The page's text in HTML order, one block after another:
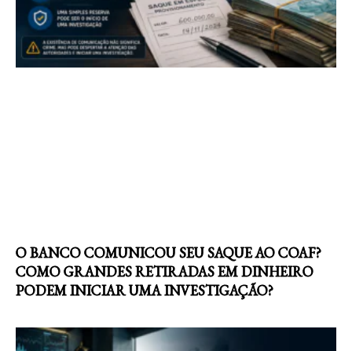
O BANCO COMUNICOU SEU SAQUE AO COAF?
COMO GRANDES RETIRADAS EM DINHEIRO
PODEM INICIAR UMA INVESTIGAÇÃO?